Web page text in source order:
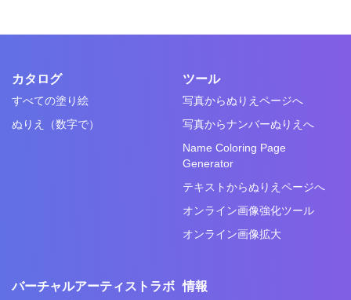
カタログ
すべての塗り絵
ぬりえ（数字で）
ツール
写真からぬりえページへ
写真からナンバーぬりえへ
Name Coloring Page
Generator
テキストからぬりえページへ
オンライン画像強化ツール
オンライン画像拡大
バーチャルアーティストラボ 情報